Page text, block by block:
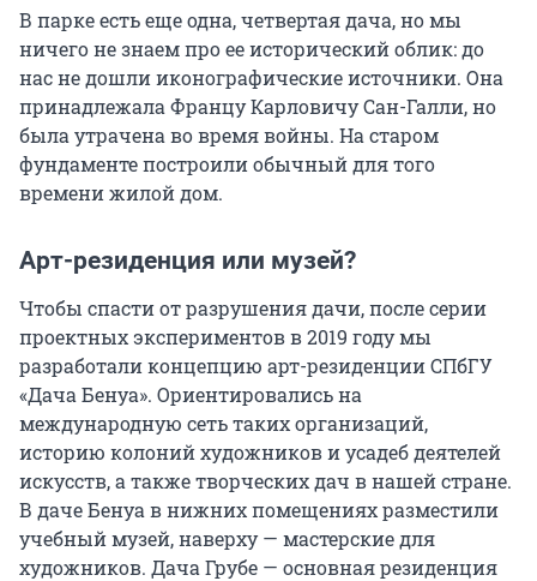
В парке есть еще одна, четвертая дача, но мы
ничего не знаем про ее исторический облик: до
нас не дошли иконографические источники. Она
принадлежала Францу Карловичу Сан-Галли, но
была утрачена во время войны. На старом
фундаменте построили обычный для того
времени жилой дом.
Арт-резиденция или музей?
Чтобы спасти от разрушения дачи, после серии
проектных экспериментов в 2019 году мы
разработали концепцию арт-резиденции СПбГУ
«Дача Бенуа». Ориентировались на
международную сеть таких организаций,
историю колоний художников и усадеб деятелей
искусств, а также творческих дач в нашей стране.
В даче Бенуа в нижних помещениях разместили
учебный музей, наверху — мастерские для
художников. Дача Грубе — основная резиденция